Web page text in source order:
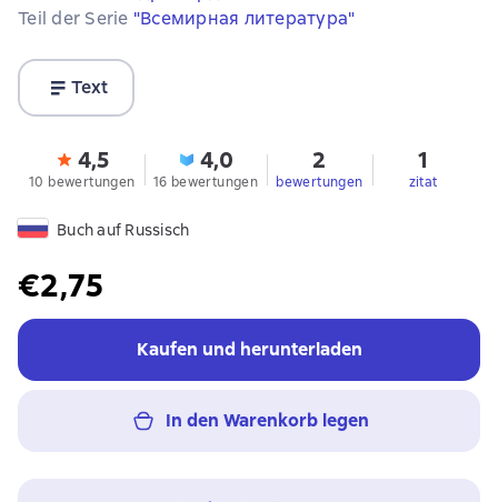
Teil der Serie "Всемирная литература"
Text
4,5
10 bewertungen
4,0
16 bewertungen
2
bewertungen
1
zitat
Buch auf Russisch
€2,75
Kaufen und herunterladen
In den Warenkorb legen